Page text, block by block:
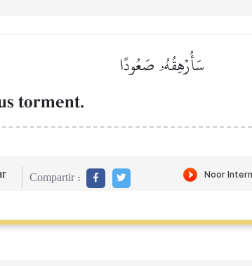
سَأُرۡهِقُهُۥ صَعُودًا
torment.
Compartir :